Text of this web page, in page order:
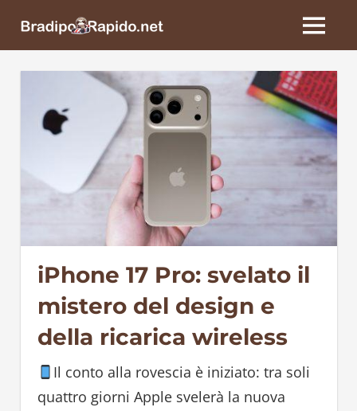
BradipoRapido.net
MENU
iPhone 17 Pro: svelato il
mistero del design e
della ricarica wireless
Il conto alla rovescia è iniziato: tra soli
quattro giorni Apple svelerà la nuova